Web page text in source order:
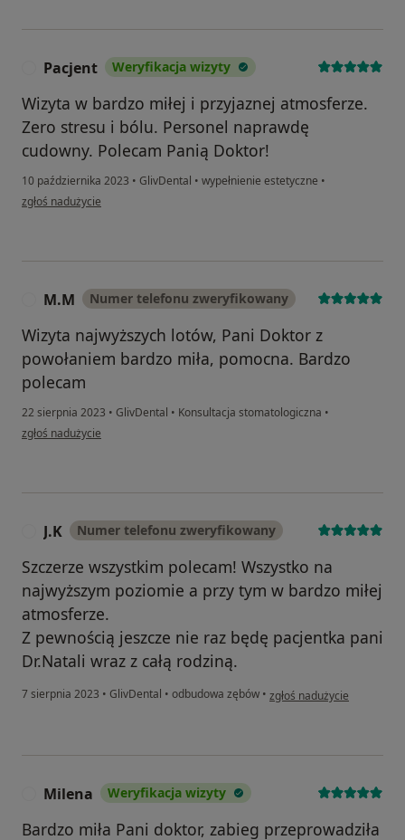
Pacjent Weryfikacja wizyty
Wizyta w bardzo miłej i przyjaznej atmosferze.
Zero stresu i bólu. Personel naprawdę
cudowny. Polecam Panią Doktor!
10 października 2023 • GlivDental • wypełnienie estetyczne •
w opinii użytkownika Pacjent
zgłoś nadużycie
M.M Numer telefonu zweryfikowany
Wizyta najwyższych lotów, Pani Doktor z
powołaniem bardzo miła, pomocna. Bardzo
polecam
22 sierpnia 2023 • GlivDental • Konsultacja stomatologiczna •
w opinii użytkownika M.M
zgłoś nadużycie
J.K Numer telefonu zweryfikowany
Szczerze wszystkim polecam! Wszystko na
najwyższym poziomie a przy tym w bardzo miłej
atmosferze.
Z pewnością jeszcze nie raz będę pacjentka pani
Dr.Natali wraz z całą rodziną.
7 sierpnia 2023 • GlivDental • odbudowa zębów • w opinii użytkownika J.K
zgłoś nadużycie
Milena Weryfikacja wizyty
Bardzo miła Pani doktor, zabieg przeprowadziła